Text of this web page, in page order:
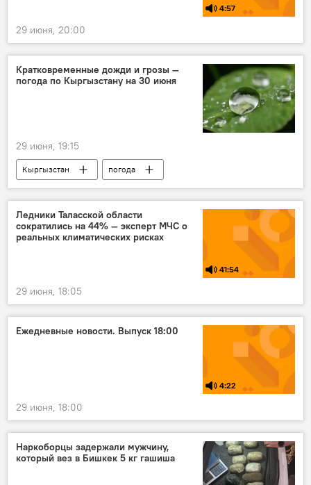
4:57
29 июня, 20:00
Кратковременные дожди и грозы —
погода по Кыргызстану на 30 июня
29 июня, 19:15
Кыргызстан
погода
погода в Кыргызстане
Кыргызгидромет
Ледники Таласской области
сократились на 44% — эксперт МЧС о
реальных климатических рисках
41:54
29 июня, 18:05
Ежедневные новости. Выпуск 18:00
4:22
29 июня, 18:00
Наркоборцы задержали мужчину,
который вез в Бишкек 5 кг гашиша